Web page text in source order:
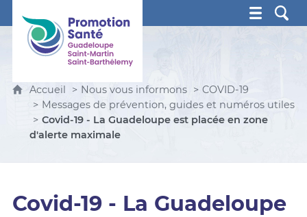
Promotion Santé Guadeloupe, Saint-Martin, Saint
Accueil Nous vous informons
COVID-19
Messages de prévention, guides et numéros utiles
Covid-19 - La Guadeloupe est placée en zone
d'alerte maximale
Covid-19 - La Guadeloupe